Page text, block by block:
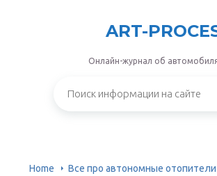
ART-
Онлайн-журнал об
Home Все про автономные отопители